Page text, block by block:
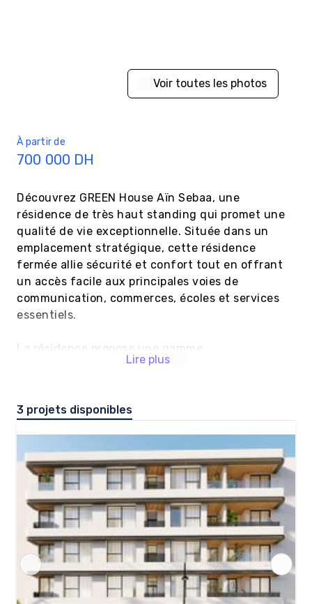
Voir toutes les photos
À partir de
700 000 DH
Découvrez GREEN House Aïn Sebaa, une
résidence de très haut standing qui promet une
qualité de vie exceptionnelle. Située dans un
emplacement stratégique, cette résidence
fermée allie sécurité et confort tout en offrant
un accès facile aux principales voies de
communication, commerces, écoles et services
essentiels.
La résidence propose une gamme
d'appartements, allant des studios aux
appartement est conçu pour répondre à vos
besoins et préférences, offrant ainsi un espace
de vie idéal pour chaque résident.
Chaque logement est équipé d'une cuisine
moderne et entièrement équipée, offrant un
espace fonctionnel et élégant pour préparer vos
repas. De plus, GREEN House Aïn Sebaa met à
disposition des places de parking, assurant la
sécurité et la commodité de votre véhicule.
Pour faciliter vos déplacements au sein de la
Lire plus
3 projets disponibles